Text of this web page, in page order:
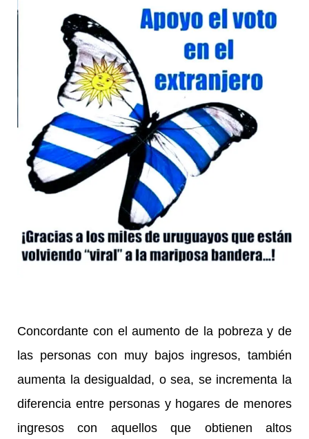
Concordante con el aumento de la pobreza y de
las personas con muy bajos ingresos, también
aumenta la desigualdad, o sea, se incrementa la
diferencia entre personas y hogares de menores
ingresos con aquellos que obtienen altos